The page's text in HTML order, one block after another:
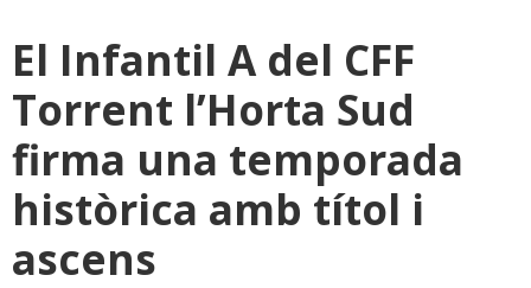
El Infantil A del CFF
Torrent l’Horta Sud
firma una temporada
històrica amb títol i
ascens